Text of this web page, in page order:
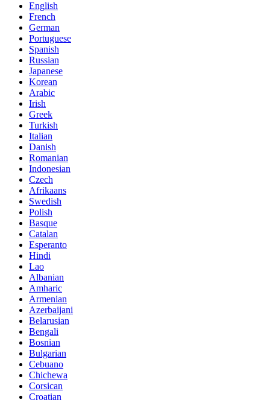
English
French
German
Portuguese
Spanish
Russian
Japanese
Korean
Arabic
Irish
Greek
Turkish
Italian
Danish
Romanian
Indonesian
Czech
Afrikaans
Swedish
Polish
Basque
Catalan
Esperanto
Hindi
Lao
Albanian
Amharic
Armenian
Azerbaijani
Belarusian
Bengali
Bosnian
Bulgarian
Cebuano
Chichewa
Corsican
Croatian